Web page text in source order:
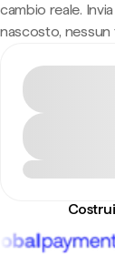
cambio reale.
nascosto,